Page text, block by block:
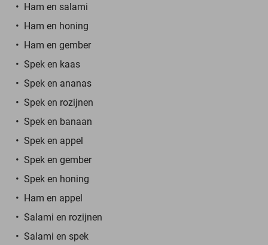
Ham en salami
Ham en honing
Ham en gember
Spek en kaas
Spek en ananas
Spek en rozijnen
Spek en banaan
Spek en appel
Spek en gember
Spek en honing
Ham en appel
Salami en rozijnen
Salami en spek